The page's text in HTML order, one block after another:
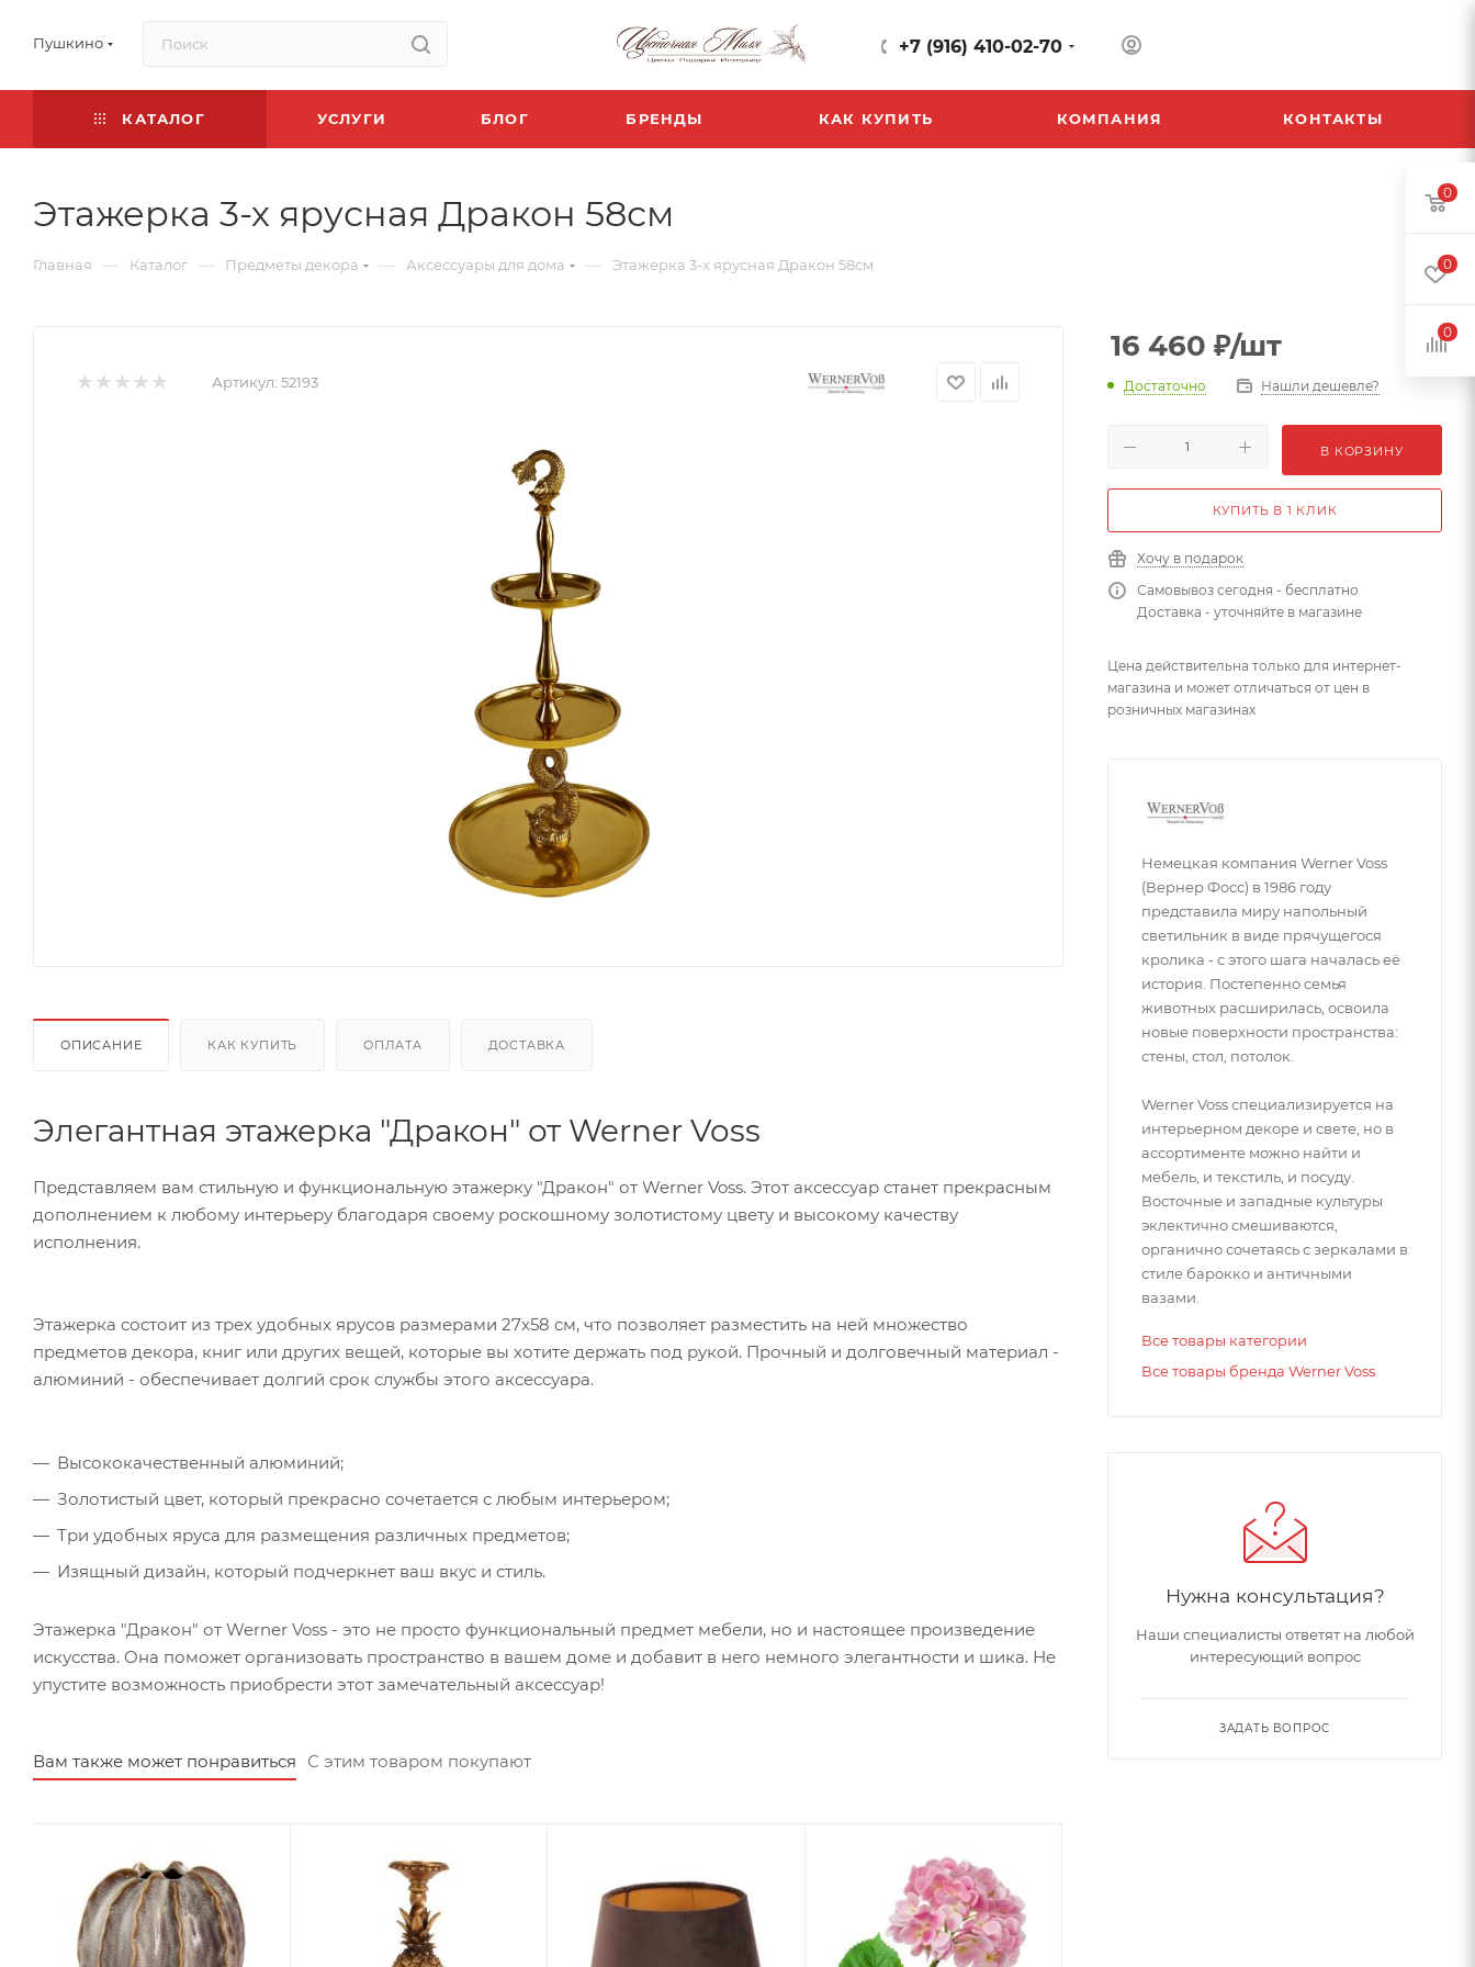
Пушкино +7 (916) 410-02-70
КАТАЛОГ УСЛУГИ БЛОГ БРЕНДЫ КАК КУПИТЬ КОМПАНИЯ КОНТАКТЫ
Этажерка 3-х ярусная Дракон 58см
Главная — Каталог — Предметы декора — Аксессуары для дома — Этажерка 3-х ярусная Дракон 58см
Артикул: 52193
ОПИСАНИЕ КАК КУПИТЬ ОПЛАТА ДОСТАВКА
Элегантная этажерка "Дракон" от Werner Voss
Представляем вам стильную и функциональную этажерку "Дракон" от Werner Voss. Этот аксессуар станет прекрасным
дополнением к любому интерьеру благодаря своему роскошному золотистому цвету и высокому качеству
исполнения.
Этажерка состоит из трех удобных ярусов размерами 27x58 см, что позволяет разместить на ней множество
предметов декора, книг или других вещей, которые вы хотите держать под рукой. Прочный и долговечный материал -
алюминий - обеспечивает долгий срок службы этого аксессуара.
Высококачественный алюминий;
Золотистый цвет, который прекрасно сочетается с любым интерьером;
Три удобных яруса для размещения различных предметов;
Изящный дизайн, который подчеркнет ваш вкус и стиль.
Этажерка "Дракон" от Werner Voss - это не просто функциональный предмет мебели, но и настоящее произведение
искусства. Она поможет организовать пространство в вашем доме и добавит в него немного элегантности и шика. Не
упустите возможность приобрести этот замечательный аксессуар!
Вам также может понравиться С этим товаром покупают
16 460 ₽/шт
Достаточно Нашли дешевле?
В КОРЗИНУ
КУПИТЬ В 1 КЛИК
Хочу в подарок
Самовывоз сегодня - бесплатно
Доставка - уточняйте в магазине
Цена действительна только для интернет-
магазина и может отличаться от цен в
розничных магазинах
Немецкая компания Werner Voss
(Вернер Фосс) в 1986 году
представила миру напольный
светильник в виде прячущегося
кролика - с этого шага началась её
история. Постепенно семья
животных расширилась, освоила
новые поверхности пространства:
стены, стол, потолок.
Werner Voss специализируется на
интерьерном декоре и свете, но в
ассортименте можно найти и
мебель, и текстиль, и посуду.
Восточные и западные культуры
эклектично смешиваются,
органично сочетаясь с зеркалами в
стиле барокко и античными
вазами.
Все товары категории
Все товары бренда Werner Voss
Нужна консультация?
Наши специалисты ответят на любой
интересующий вопрос
ЗАДАТЬ ВОПРОС
0
0
0